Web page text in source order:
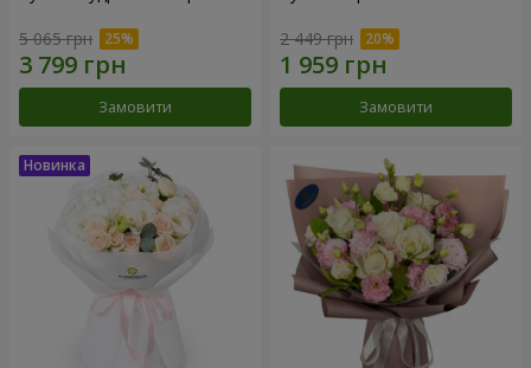
5 065 грн
Замовити
2 449 грн
Замовити